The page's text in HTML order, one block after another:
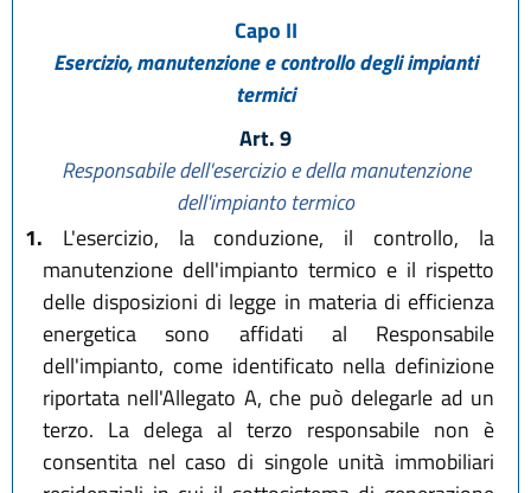
Capo II
Esercizio, manutenzione e controllo degli impianti
termici
Art. 9
Responsabile dell'esercizio e della manutenzione
dell'impianto termico
1. L'esercizio, la conduzione, il controllo, la
manutenzione dell'impianto termico e il rispetto
delle disposizioni di legge in materia di efficienza
energetica sono affidati al Responsabile
dell'impianto, come identificato nella definizione
riportata nell'Allegato A, che può delegarle ad un
terzo. La delega al terzo responsabile non è
consentita nel caso di singole unità immobiliari